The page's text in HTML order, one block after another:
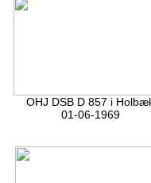
OHJ DSB D 857 i
01-06-1969